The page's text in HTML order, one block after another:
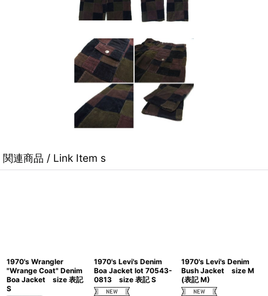
関連商品 / Link Item s
1970's Wrangler
"Wrange Coat" Denim
Boa Jacket size 表記
S
1970's Levi's Denim
Boa Jacket lot 70543-
0813 size 表記 S
1970's Levi's Denim
Bush Jacket size M
(表記 M)